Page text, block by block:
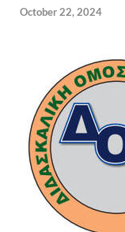
October 22, 2024